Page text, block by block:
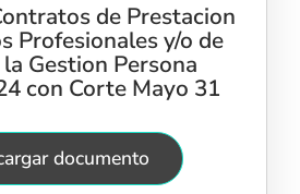
de Prestacion
Profesionales y/o de
Gestion Persona
con Corte Mayo 31
documento